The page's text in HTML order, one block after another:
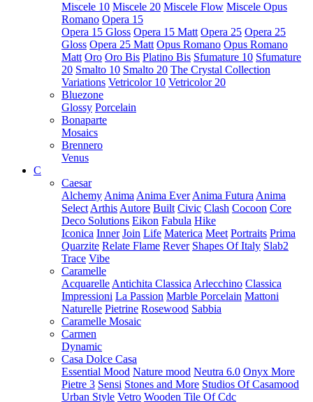
Miscele 10 Miscele 20 Miscele Flow Miscele Opus
Romano Opera 15
Opera 15 Gloss Opera 15 Matt Opera 25 Opera 25
Gloss Opera 25 Matt Opus Romano Opus Romano
Matt Oro Oro Bis Platino Bis Sfumature 10 Sfumature
20 Smalto 10 Smalto 20 The Crystal Collection
Variations Vetricolor 10 Vetricolor 20
Bluezone
Glossy Porcelain
Bonaparte
Mosaics
Brennero
Venus
C
Caesar
Alchemy Anima Anima Ever Anima Futura Anima
Select Arthis Autore Built Civic Clash Cocoon Core
Deco Solutions Eikon Fabula Hike
Iconica Inner Join Life Materica Meet Portraits Prima
Quarzite Relate Flame Rever Shapes Of Italy Slab2
Trace Vibe
Caramelle
Acquarelle Antichita Classica Arlecchino Classica
Impressioni La Passion Marble Porcelain Mattoni
Naturelle Pietrine Rosewood Sabbia
Caramelle Mosaic
Carmen
Dynamic
Casa Dolce Casa
Essential Mood Nature mood Neutra 6.0 Onyx More
Pietre 3 Sensi Stones and More Studios Of Casamood
Urban Style Vetro Wooden Tile Of Cdc